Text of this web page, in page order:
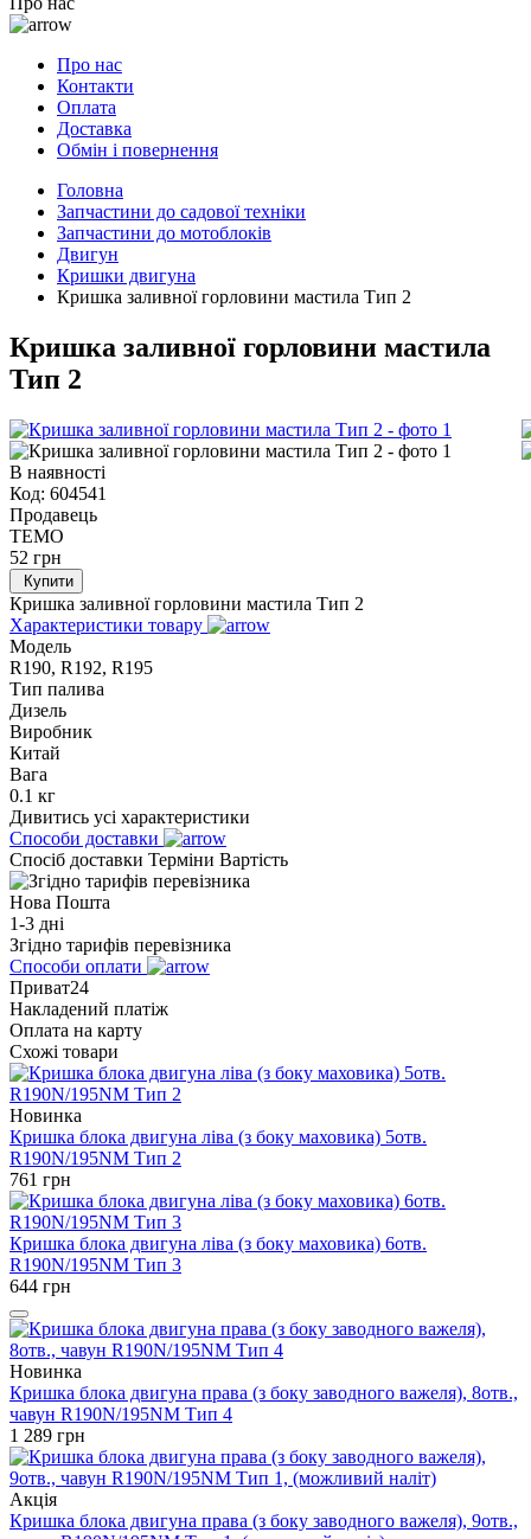
Про нас
Контакти
Оплата
Доставка
Обмін і повернення
Головна
Запчастини до садової техніки
Запчастини до мотоблоків
Двигун
Кришки двигуна
Кришка заливної горловини мастила Тип 2
Кришка заливної горловини мастила
Тип 2
В наявності
Код: 604541
Продавець
TEMO
52 грн
Купити
Кришка заливної горловини мастила Тип 2
Характеристики товару
Модель
R190, R192, R195
Тип палива
Дизель
Виробник
Китай
Вага
0.1 кг
Дивитись усі характеристики
Способи доставки
Спосіб доставки Терміни Вартість
Нова Пошта
1-3 дні
Згідно тарифів перевізника
Способи оплати
Приват24
Накладений платіж
Оплата на карту
Схожі товари
Новинка
Кришка блока двигуна ліва (з боку маховика) 5отв.
R190N/195NM Тип 2
761 грн
Кришка блока двигуна ліва (з боку маховика) 6отв.
R190N/195NM Тип 3
644 грн
Новинка
Кришка блока двигуна права (з боку заводного важеля), 8отв.,
чавун R190N/195NM Тип 4
1 289 грн
Акція
Кришка блока двигуна права (з боку заводного важеля), 9отв.,